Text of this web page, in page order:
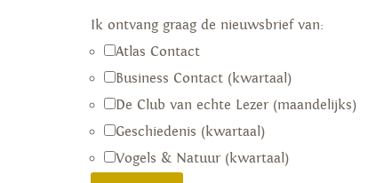
Ik ontvang graag de nieuwsbrief van:
Atlas Contact
Business Contact (kwartaal)
De Club van echte Lezer (maandelijks)
Geschiedenis (kwartaal)
Vogels & Natuur (kwartaal)